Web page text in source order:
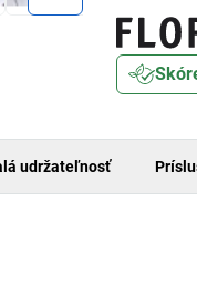
udržateľnosť